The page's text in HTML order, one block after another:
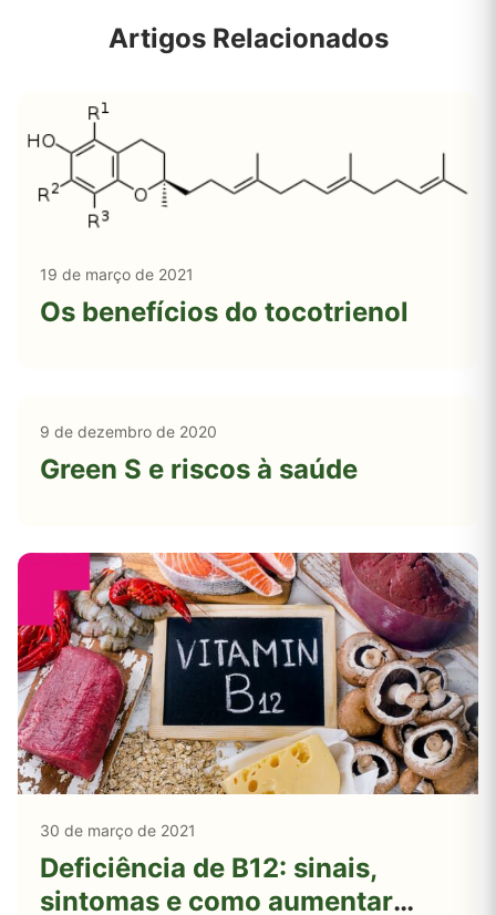
Artigos Relacionados
19 de março de 2021
Os benefícios do tocotrienol
9 de dezembro de 2020
Green S e riscos à saúde
30 de março de 2021
Deficiência de B12: sinais,
sintomas e como aumentar